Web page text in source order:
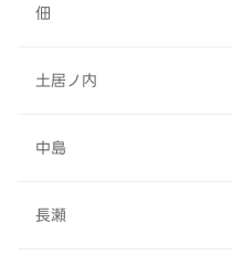
佃
土居ノ内
中島
長瀬